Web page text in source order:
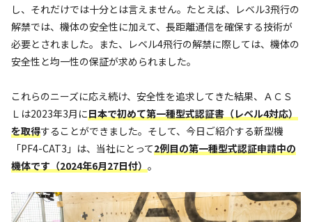
し、それだけでは十分とは言えません。たとえば、レベル3飛行の
解禁では、機体の安全性に加えて、長距離通信を確保する技術が
必要とされました。また、レベル4飛行の解禁に際しては、機体の
安全性と均一性の保証が求められました。
これらのニーズに応え続け、安全性を追求してきた結果、ＡＣＳ
Ｌは2023年3月に日本で初めて第一種型式認証書（レベル4対応）
を取得することができました。そして、今日ご紹介する新型機
「PF4-CAT3」は、当社にとって2例目の第一種型式認証申請中の
機体です（2024年6月27日付） 。